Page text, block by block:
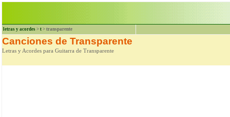
letras y acordes > t > transparente
Canciones de Transparente
Letras y Acordes para Guitarra de Transparente